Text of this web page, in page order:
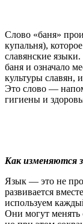
Слово «баня»
купальня),
славянские
баня и означало
культуры славян,
Это слово —
гигиены и
Как изменяются
Язык — это не
развивается
используем
Они могут менять